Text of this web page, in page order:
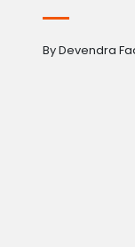
By Devendra